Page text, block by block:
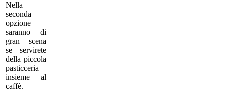
Nella
seconda
opzione
saranno di
gran scena
se servirete
della piccola
pasticceria
insieme al
caffè.